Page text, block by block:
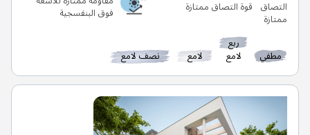
قوة التصاق ممتازة فوق البنفسجية
مطفي
ربع
لامع لامع نصف لامع